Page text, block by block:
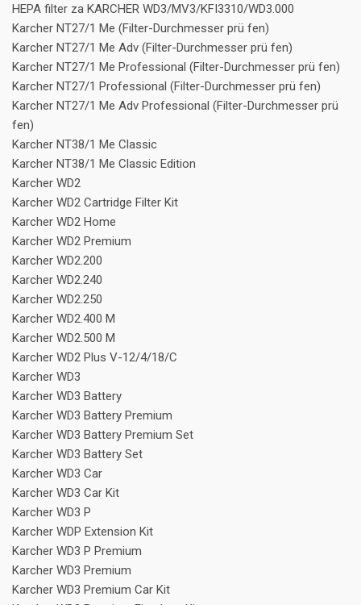
HEPA filter za KARCHER WD3/MV3/KFI3310/WD3.000
Karcher NT27/1 Me (Filter-Durchmesser prü fen)
Karcher NT27/1 Me Adv (Filter-Durchmesser prü fen)
Karcher NT27/1 Me Professional (Filter-Durchmesser prü fen)
Karcher NT27/1 Professional (Filter-Durchmesser prü fen)
Karcher NT27/1 Me Adv Professional (Filter-Durchmesser prü
fen)
Karcher NT38/1 Me Classic
Karcher NT38/1 Me Classic Edition
Karcher WD2
Karcher WD2 Cartridge Filter Kit
Karcher WD2 Home
Karcher WD2 Premium
Karcher WD2.200
Karcher WD2.240
Karcher WD2.250
Karcher WD2.400 M
Karcher WD2.500 M
Karcher WD2 Plus V-12/4/18/C
Karcher WD3
Karcher WD3 Battery
Karcher WD3 Battery Premium
Karcher WD3 Battery Premium Set
Karcher WD3 Battery Set
Karcher WD3 Car
Karcher WD3 Car Kit
Karcher WD3 P
Karcher WDP Extension Kit
Karcher WD3 P Premium
Karcher WD3 Premium
Karcher WD3 Premium Car Kit